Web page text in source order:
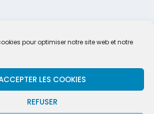
pour optimiser notre site web et notre
LES COOKIES
REFUSER